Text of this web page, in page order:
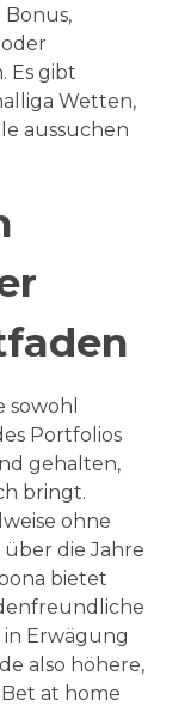
Es gibt
Wetten,
aussuchen
sowohl
Portfolios
gehalten,
bringt.
ohne
die Jahre
bietet
Erwägung
also höhere,
at home